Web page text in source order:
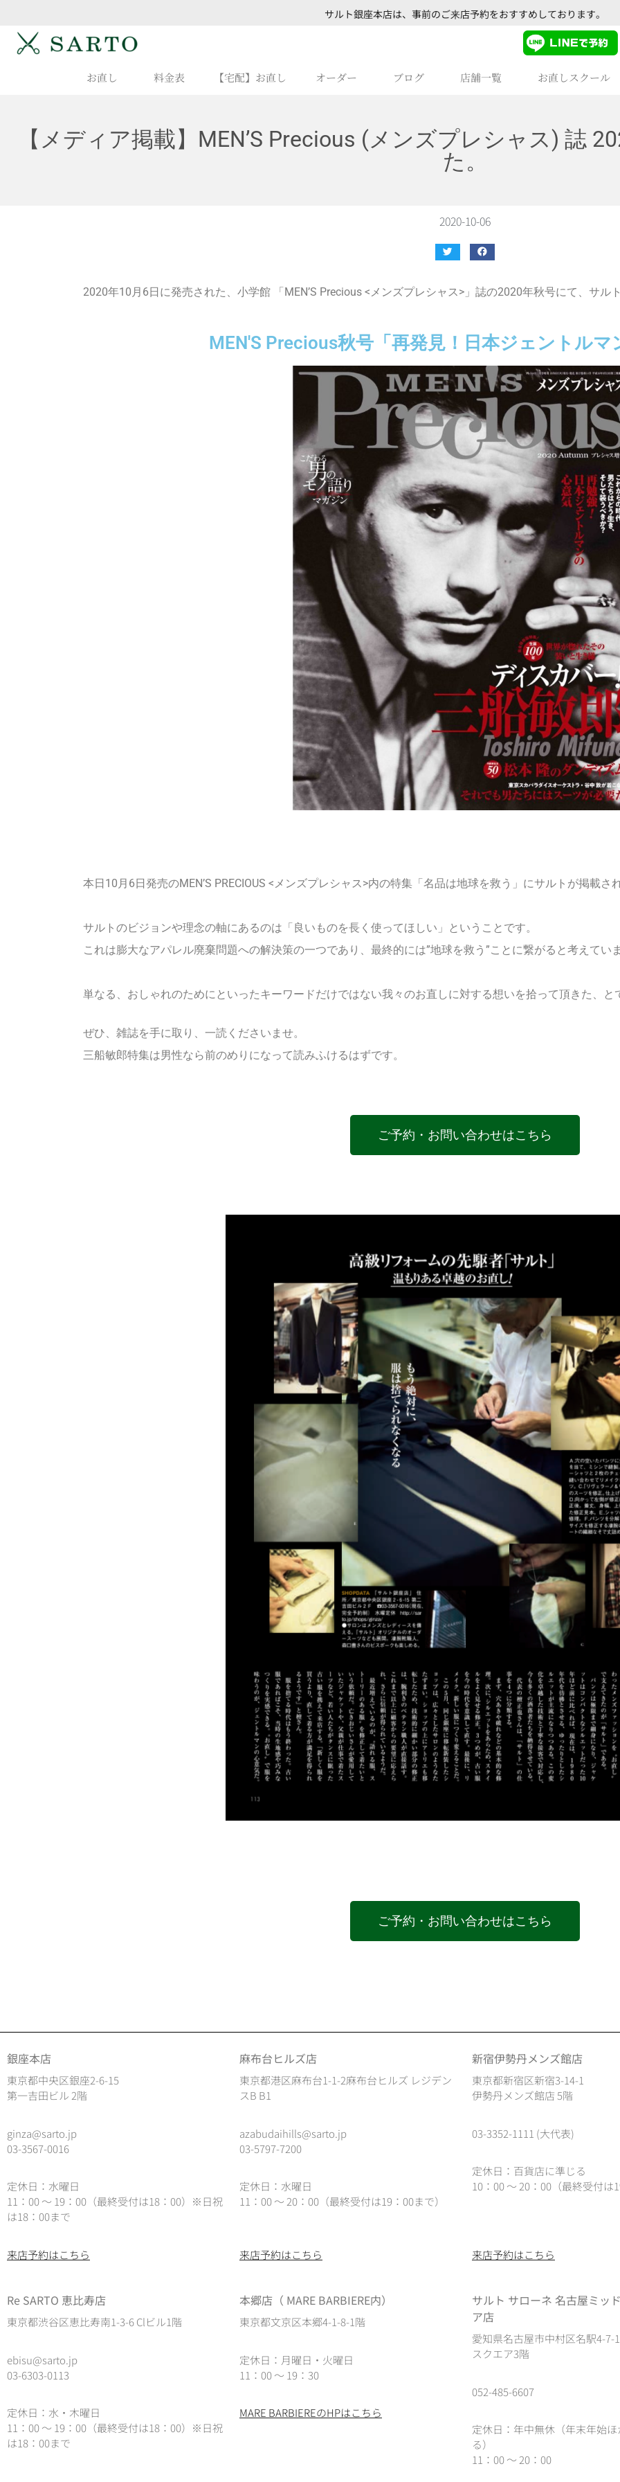
サルト銀座本店は、事前のご来店予約をおすすめしております。
お直し 料金表 【宅配】お直し オーダー ブログ 店舗一覧 お直しスクール
【メディア掲載】MEN’S Precious (メンズプレシャス) 誌
た。
2020-10-06
2020年10月6日に発売された、小学館 「MEN’S Precious <メンズプレシャス>」誌の2020年秋号にて、サル
MEN'S Precious秋号「再発見！日本ジェントルマ
本日10月6日発売のMEN’S PRECIOUS <メンズプレシャス>内の特集「名品は地球を救う」にサルトが掲載さ
サルトのビジョンや理念の軸にあるのは「良いものを長く使ってほしい」ということです。
これは膨大なアパレル廃棄問題への解決策の一つであり、最終的には”地球を救う”ことに繋がると考えていま
単なる、おしゃれのためにといったキーワードだけではない我々のお直しに対する想いを拾って頂きた、と
ぜひ、雑誌を手に取り、一読くださいませ。
三船敏郎特集は男性なら前のめりになって読みふけるはずです。
ご予約・お問い合わせはこちら
ご予約・お問い合わせはこちら
銀座本店
東京都中央区銀座2-6-15
第一吉田ビル 2階
ginza@sarto.jp
03-3567-0016
定休日：水曜日
11：00 ～ 19：00（最終受付は18：00）※日祝
は18：00まで
麻布台ヒルズ店
東京都港区麻布台1-1-2麻布台ヒルズ レジデン
スB B1
azabudaihills@sarto.jp
03-5797-7200
定休日：水曜日
11：00 ～ 20：00（最終受付は19：00まで）
新宿伊勢丹メンズ館店
東京都新宿区新宿3-14-1
伊勢丹メンズ館店 5階
03-3352-1111 (大代表)
定休日：百貨店に準じる
10：00 ～ 20：00（最終受付は
来店予約はこちら 来店予約はこちら 来店予約はこちら
Re SARTO 恵比寿店
東京都渋谷区恵比寿南1-3-6 Clビル1階
ebisu@sarto.jp
03-6303-0113
定休日：水・木曜日
11：00 ～ 19：00（最終受付は18：00） ※日祝
は18：00まで
本郷店（ MARE BARBIERE内）
東京都文京区本郷4-1-8-1階
定休日：月曜日・火曜日
11：00 ～ 19：30
MARE BARBIEREのHPはこちら
サルト サローネ 名古屋ミッ
ア店
愛知県名古屋市中村区名駅4-7-
スクエア3階
052-485-6607
定休日：年中無休（年末年始
る）
11：00 ～ 20：00